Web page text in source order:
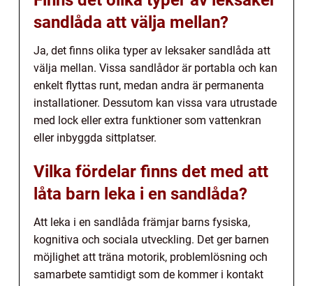
sandlåda att välja mellan?
Ja, det finns olika typer av leksaker sandlåda att
välja mellan. Vissa sandlådor är portabla och kan
enkelt flyttas runt, medan andra är permanenta
installationer. Dessutom kan vissa vara utrustade
med lock eller extra funktioner som vattenkran
eller inbyggda sittplatser.
Vilka fördelar finns det med att
låta barn leka i en sandlåda?
Att leka i en sandlåda främjar barns fysiska,
kognitiva och sociala utveckling. Det ger barnen
möjlighet att träna motorik, problemlösning och
samarbete samtidigt som de kommer i kontakt